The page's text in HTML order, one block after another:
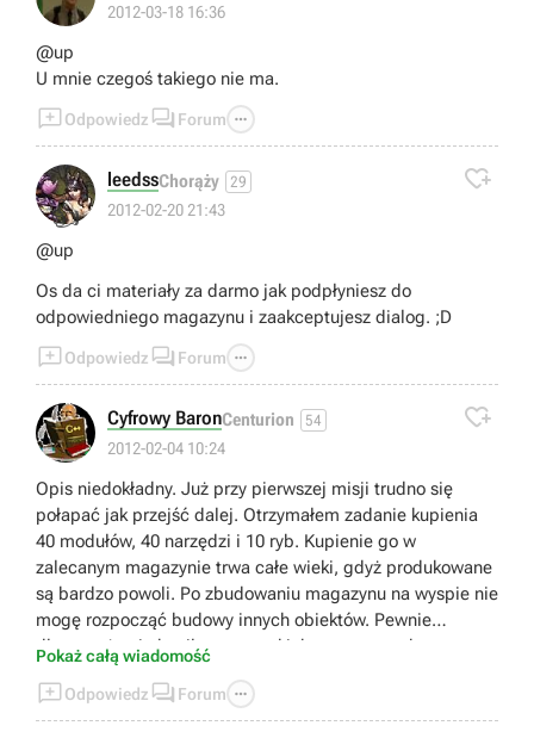
2012-03-18 16:36
@up
U mnie czegoś takiego nie ma.
Odpowiedz  Forum 
👍
leedssChorąży 29
2012-02-20 21:43

@up
Os da ci materiały za darmo jak podpłyniesz do
odpowiedniego magazynu i zaakceptujesz dialog. ;D
Odpowiedz  Forum 
Cyfrowy BaronCenturion 54
2012-02-04 10:24

Opis niedokładny. Już przy pierwszej misji trudno się
połapać jak przejść dalej. Otrzymałem zadanie kupienia
40 modułów, 40 narzędzi i 10 ryb. Kupienie go w
zalecanym magazynie trwa całe wieki, gdyż produkowane
są bardzo powoli. Po zbudowaniu magazynu na wyspie nie
mogę rozpocząć budowy innych obiektów. Pewnie
dlatego, że nie kupiłem wszystkich wymaganych
surowców, mimo iż nie są mi na początku potrzebne w
takiej ilości. Złożyłem zamówienie i kupiłem moduły i
narzędzia gdzie indziej, ale mimo iż mam potrzebną ilość,
Pokaż całą wiadomość
Odpowiedz  Forum 